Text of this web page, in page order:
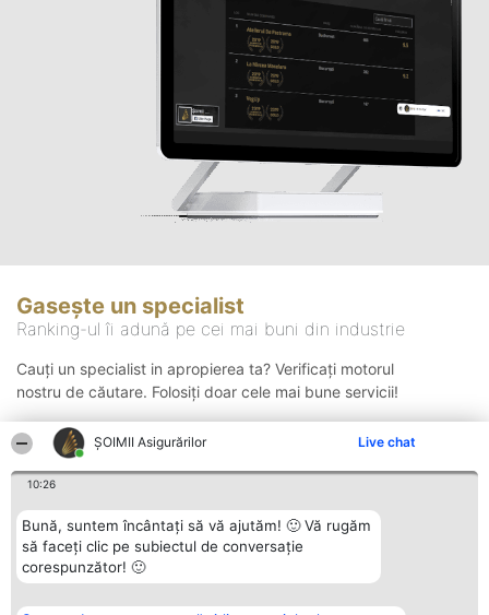
ȘOIMII Asigurărilor Live chat
10:26
Bună, suntem încântați să vă ajutăm! 🙂 Vă rugăm
să faceți clic pe subiectul de conversație
corespunzător! 🙂
Gasește un specialist
Ranking-ul îi adună pe cei mai buni din industrie
Cauți un specialist in apropierea ta? Verificați motorul
nostru de căutare. Folosiți doar cele mai bune servicii!